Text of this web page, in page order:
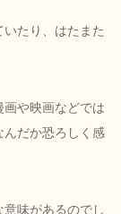
たり、はたまた
や映画などでは
んだか恐ろしく感
味があるのでし